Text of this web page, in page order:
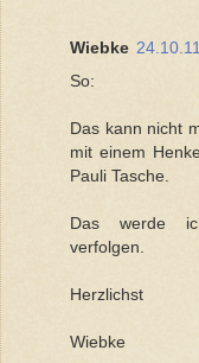
Wiebke
So:
Das kann nicht
mit einem
Pauli Tasche.
Das werde
verfolgen.
Herzlichst
Wiebke